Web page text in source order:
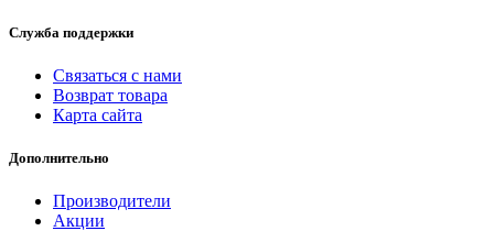
Служба поддержки
Связаться с нами
Возврат товара
Карта сайта
Дополнительно
Производители
Акции